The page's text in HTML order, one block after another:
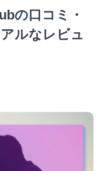
の口コミ・
ルなレビュ